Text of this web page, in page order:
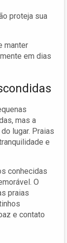
proteja sua
manter
em dias
mas a
lugar. Praias
e
conhecidas
O
praias
e contato